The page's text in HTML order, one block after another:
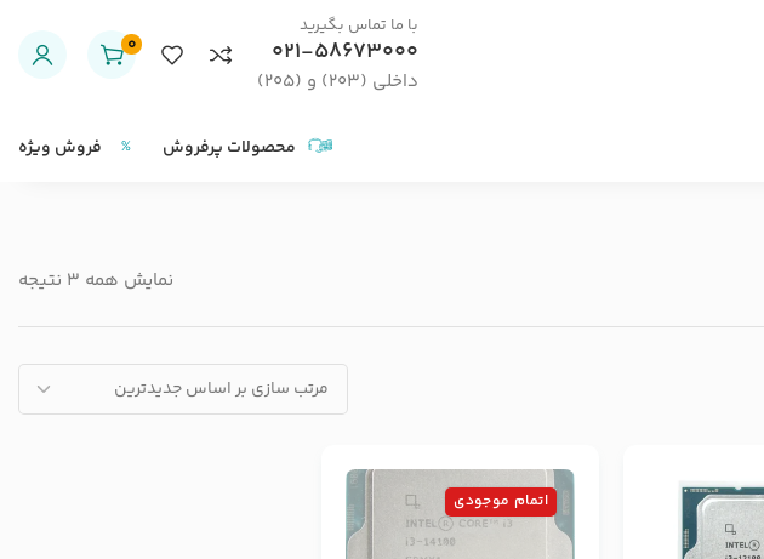
با ما تماس بگیرید
021-58673000
داخلی (203) و (205)
0
محصولات پرفروش فروش ویژه
نمایش همه 3 نتیجه
اتمام موجودی